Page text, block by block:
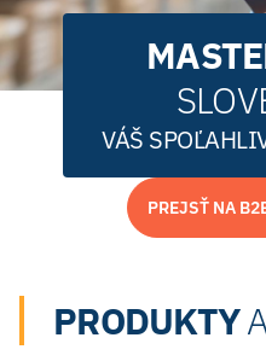
VÁŠ
PREJSŤ NA
PRODUKTY